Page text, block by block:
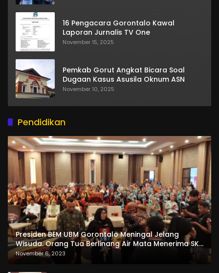
16 Pengacara Gorontalo Kawal
Laporan Jurnalis TV One
November 15, 2025
Pemkab Gorut Angkat Bicara Soal
Dugaan Kasus Asusila Oknum ASN
November 10, 2025
Pendidikan
Presiden BEM UBM Gorontalo Meningal Jelang
Wisuda. Orang Tua Berlinang Air Mata Menerima SKL
dan Pemasangan Salempang
November 6, 2023